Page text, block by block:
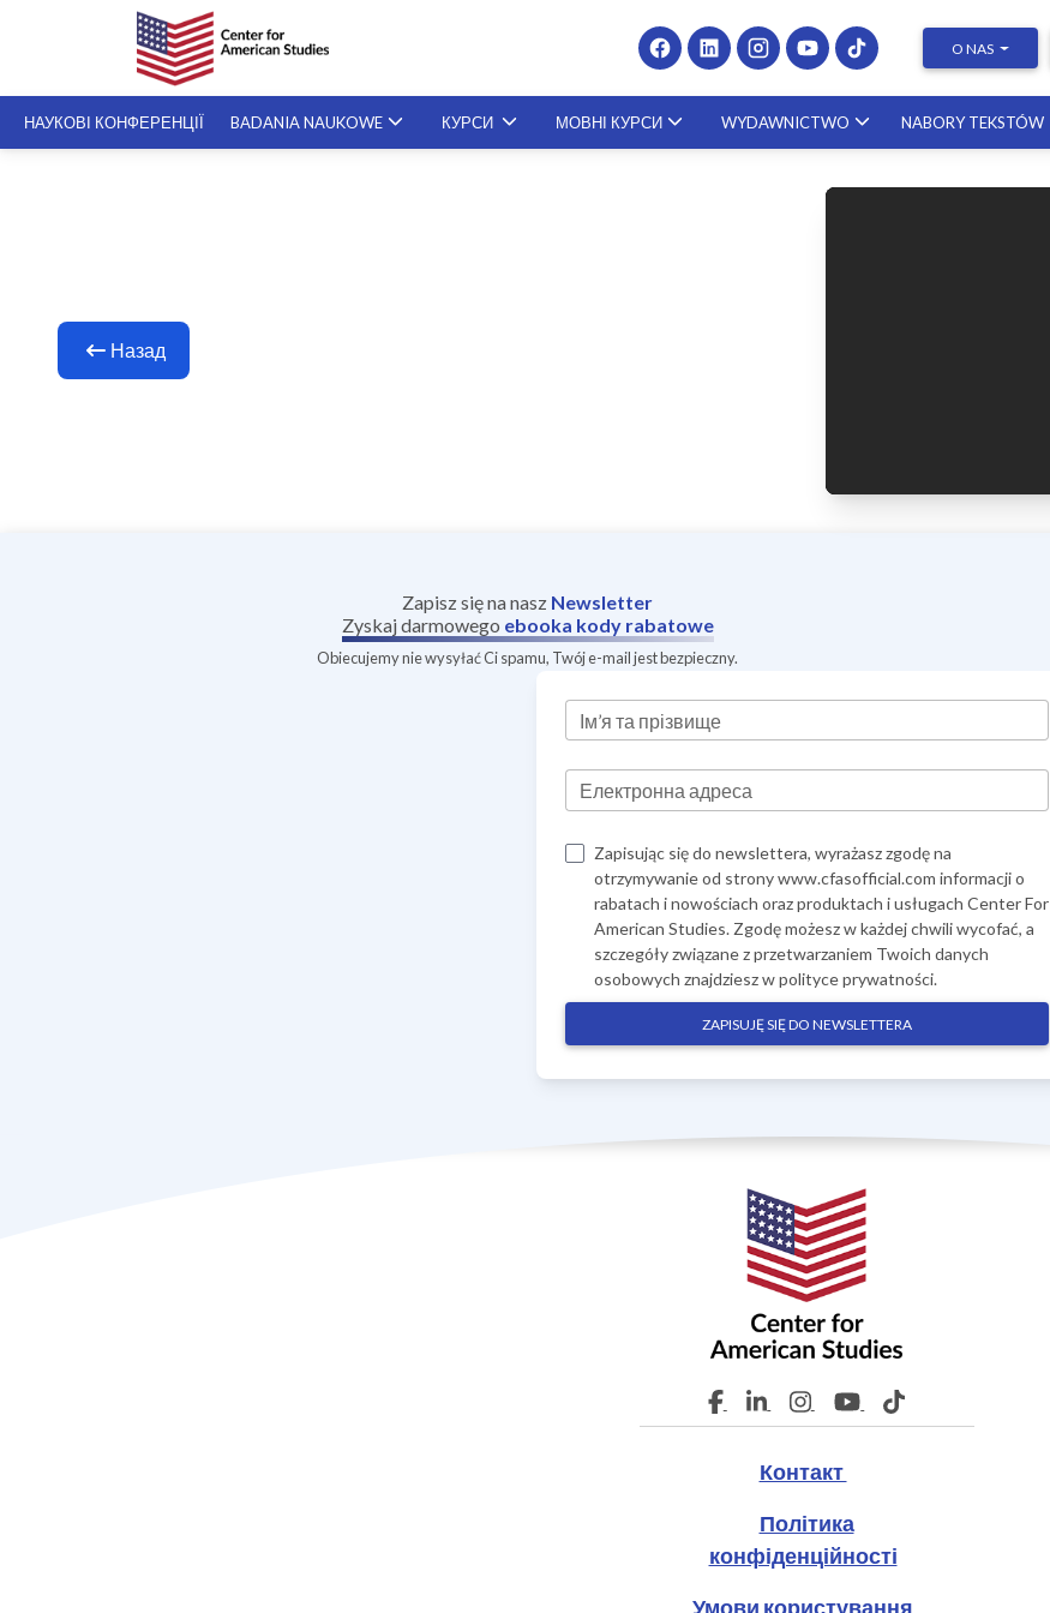
O NAS
НАУКОВІ КОНФЕРЕНЦІЇ BADANIA NAUKOWE КУРСИ
Presenting at Conferences & Publishing Research –
МОВНІ КУРСИ WYDAWNICTWO NABORY TEKSTÓW
Назад
Zapisz się na nasz Newsletter
Zyskaj darmowego ebooka kody rabatowe
Obiecujemy nie wysyłać Ci spamu, Twój e-mail jest bezpieczny.
Ім’я та прізвище
Електронна адреса
Zapisując się do newslettera, wyrażasz zgodę na
otrzymywanie od strony www.cfasofficial.com informacji o
rabatach i nowościach oraz produktach i usługach Center For
American Studies. Zgodę możesz w każdej chwili wycofać, a
szczegóły związane z przetwarzaniem Twoich danych
osobowych znajdziesz wpolityce prywatności.
ZAPISUJĘ SIĘ DO NEWSLETTERA
Контакт
Політика
конфіденційності
Умови користування